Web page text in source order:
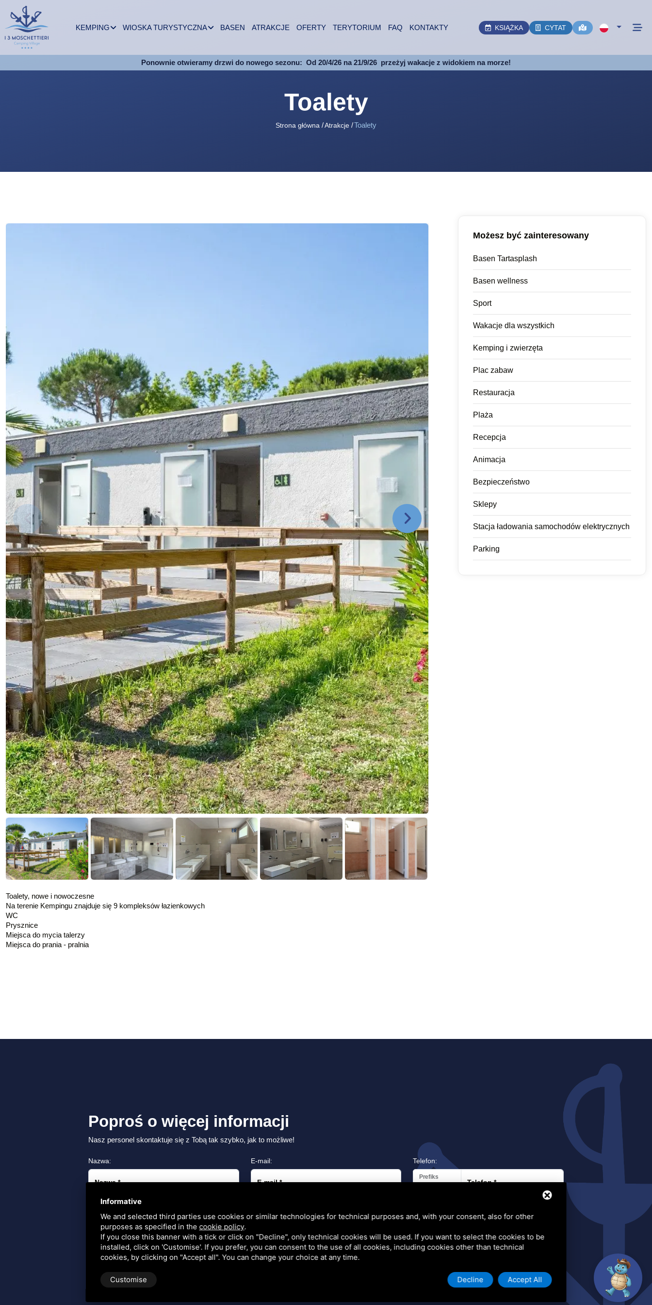
Informative
We and selected third parties use cookies or similar technologies for technical purposes and, with your consent, also for other
purposes as specified in the cookie policy.
If you close this banner with a tick or click on "Decline", only technical cookies will be used. If you want to select the cookies to be
installed, click on 'Customise'. If you prefer, you can consent to the use of all cookies, including cookies other than technical
cookies, by clicking on "Accept all". You can change your choice at any time.
Customise Decline Accept All
KEMPING WIOSKA TURYSTYCZNA BASEN ATRAKCJE OFERTY TERYTORIUM FAQ KONTAKTY KSIĄŻKA CYTAT
Ponownie otwieramy drzwi do nowego sezonu: Od 20/4/26 na 21/9/26 przeżyj wakacje z widokiem na morze!
Toalety
Strona główna Atrakcje Toalety
Toalety, nowe i nowoczesne
Na terenie Kempingu znajduje się 9 kompleksów łazienkowych
WC
Prysznice
Miejsca do mycia talerzy
Miejsca do prania - pralnia
Możesz być zainteresowany
Basen Tartasplash
Basen wellness
Sport
Wakacje dla wszystkich
Kemping i zwierzęta
Plac zabaw
Restauracja
Plaża
Recepcja
Animacja
Bezpieczeństwo
Sklepy
Stacja ładowania samochodów elektrycznych
Parking
Poproś o więcej informacji
Nasz personel skontaktuje się z Tobą tak szybko, jak to możliwe!
Nazwa:
Nazwa*
E-mail:
E-mail*
Telefon:
Prefiks
Telefon*
Wiadomość